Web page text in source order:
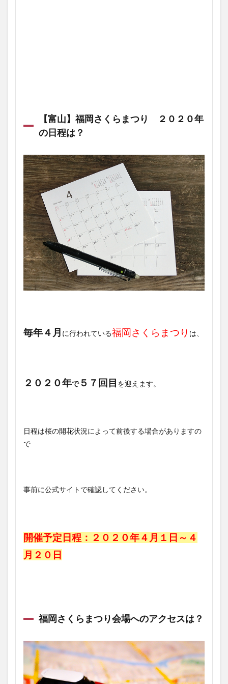
【富山】福岡さくらまつり ２０２０年
の日程は？
毎年４月 に行われている福岡さくらまつり は、
２０２０年で５７回目 を迎えます。
日程は桜の開花状況によって前後する場合がありますの
で
事前に公式サイトで確認してください。
開催予定日程：２０２０年４月１日～４
月２０日
福岡さくらまつり会場へのアクセスは？